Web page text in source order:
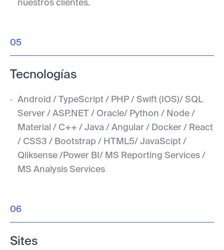
nuestros clientes.
05
Tecnologías
Android / TypeScript / PHP / Swift (IOS)/ SQL
Server / ASP.NET / Oracle/ Python / Node /
Material / C++ / Java / Angular / Docker / React
/ CSS3 / Bootstrap / HTML5/ JavaScipt /
Qliksense /Power BI/ MS Reporting Services /
MS Analysis Services
06
Sites